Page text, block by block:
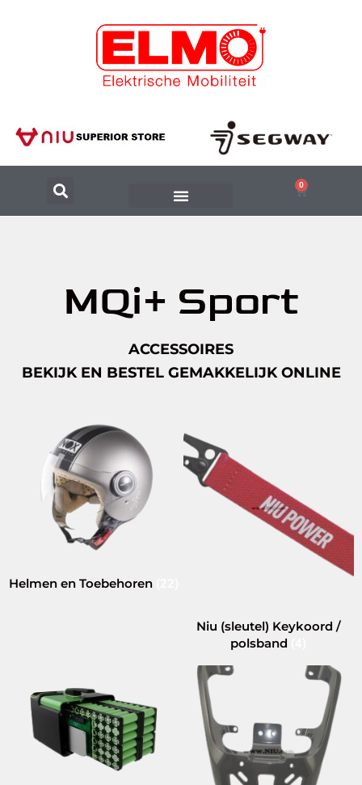
0
MQi+ Sport
ACCESSOIRES
BEKIJK EN BESTEL GEMAKKELIJK ONLINE
Helmen en Toebehoren
Niu (sleutel) Keykoord /
polsband